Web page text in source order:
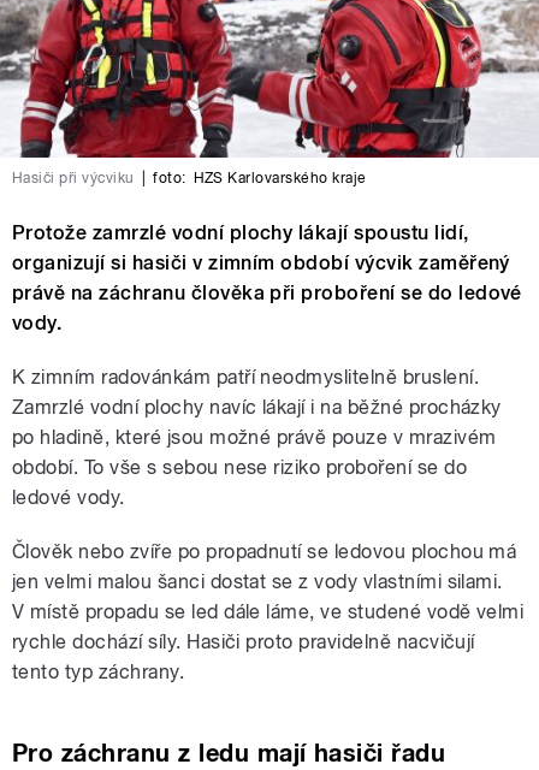
Hasiči při výcviku foto: HZS Karlovarského kraje
Protože zamrzlé vodní plochy lákají spoustu lidí,
organizují si hasiči v zimním období výcvik zaměřený
právě na záchranu člověka při proboření se do ledové
vody.
K zimním radovánkám patří neodmyslitelně bruslení.
Zamrzlé vodní plochy navíc lákají i na běžné procházky
po hladině, které jsou možné právě pouze v mrazivém
období. To vše s sebou nese riziko proboření se do
ledové vody.
Člověk nebo zvíře po propadnutí se ledovou plochou má
jen velmi malou šanci dostat se z vody vlastními silami.
V místě propadu se led dále láme, ve studené vodě velmi
rychle dochází síly. Hasiči proto pravidelně nacvičují
tento typ záchrany.
Pro záchranu z ledu mají hasiči řadu